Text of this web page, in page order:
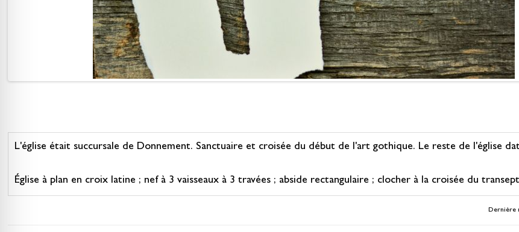
L'église était succursale de Donnement. Sanctuaire et croisée du début de l'art gothique. Le reste de l'église
Église à plan en croix latine ; nef à 3 vaisseaux à 3 travées ; abside rectangulaire ; clocher à la croisée du
Dernière